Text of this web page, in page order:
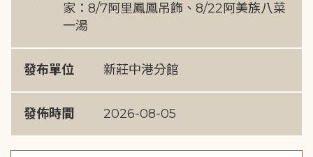
家：8/7阿里鳳鳳吊飾、8/22阿美族八菜
一湯
發布單位 新莊中港分館
發佈時間 2026-08-05